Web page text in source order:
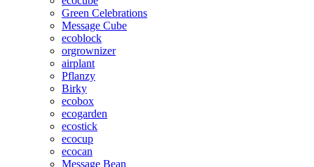
Green Celebrations
Message Cube
ecoblock
orgrownizer
airplant
Pflanzy
Birky
ecobox
ecogarden
ecostick
ecocup
ecocan
Message Bean